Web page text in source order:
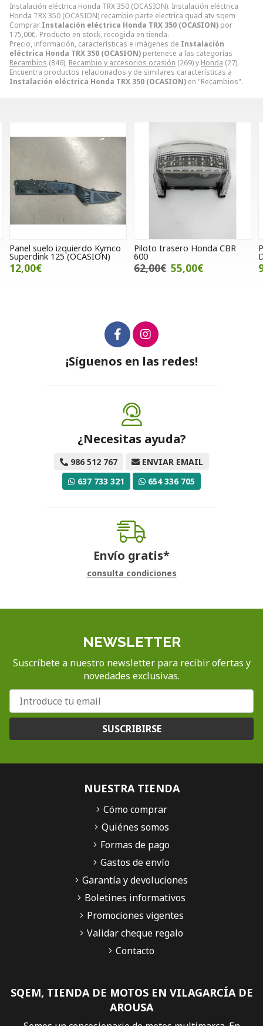
Instalación eléctrica Honda TRX 350 (OCASION). Instalación eléctrica
Honda TRX 350 (OCASION) recambio parte electrica quad atv sqem
Comprar Instalación eléctrica Honda TRX 350 (OCASION) por
175,00€. Producto en stock, recogida en tienda.
Precio, información, características e imágenes de Instalación
eléctrica Honda TRX 350 (OCASION) pertenece a las categorías
Recambios (846), Recambio y accesorios ocasión (269) y Honda (27).
Encuentra productos relacionados y de similares características a
Instalación eléctrica Honda TRX 350 (OCASION) en "Recambios".
Piloto trasero Honda CBR
600
62,00€
Pinza de freno Honda
Dominator 650 (Ocasion)
95,00€
¡Síguenos en las redes!
¿Necesitas ayuda?
986 512 767
ENVIAR EMAIL
637 733 321
654 336 705
Envío gratis*
consulta condiciones
NEWSLETTER
Suscríbete a nuestro newsletter para recibir ofertas y
novedades exclusivas.
SUSCRIBIRSE
SQEM, TIENDA DE MOTOS EN VILAGARCÍA DE
AROUSA
NUESTRA TIENDA
Cómo comprar
Quiénes somos
Formas de pago
Gastos de envío
Garantía y devoluciones
Boletines informativos
Promociones vigentes
Validar cheque regalo
Contacto